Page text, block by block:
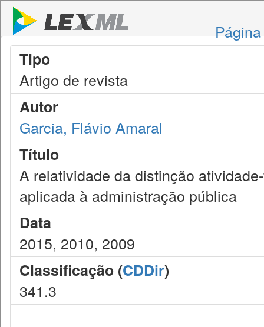
Tipo
Artigo de revista
Autor
Garcia, Flávio Amaral
Título
A relatividade da distinção
aplicada à administração pública
Data
2015, 2010, 2009
Classificação (CDDir)
341.3